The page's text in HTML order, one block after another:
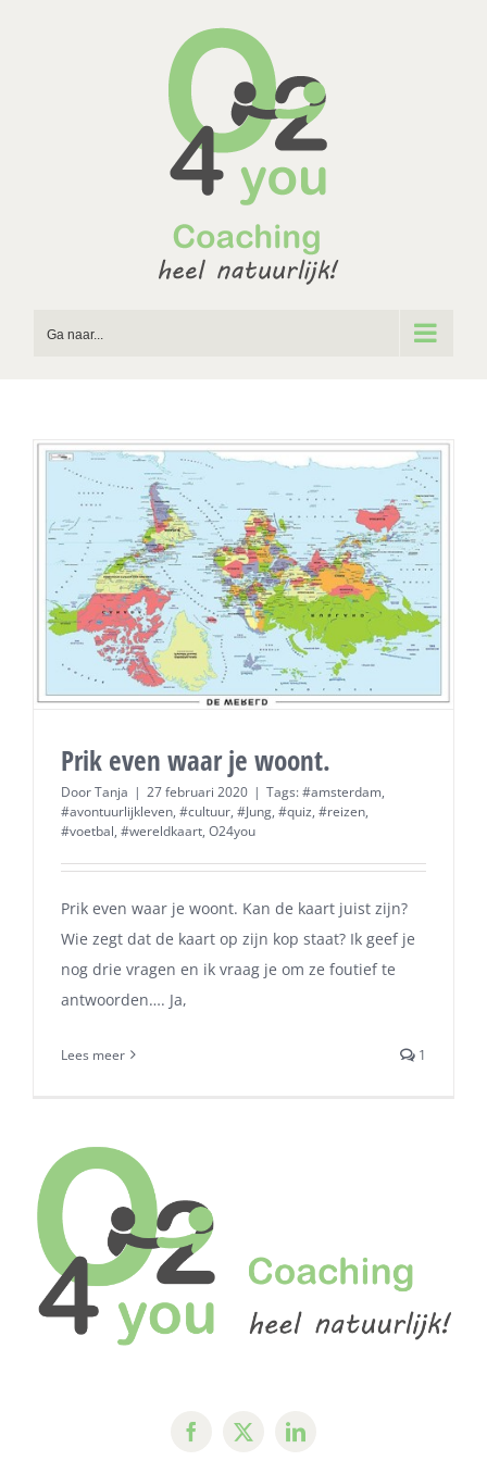
Ga naar...
Prik even waar je woont.
DoorTanja | 27 februari 2020 | Tags:#amsterdam,
#avontuurlijkleven, #cultuur, #Jung, #quiz, #reizen,
#voetbal, #wereldkaart, O24you
Prik even waar je woont. Kan de kaart juist zijn?
Wie zegt dat de kaart op zijn kop staat? Ik geef je
nog drie vragen en ik vraag je om ze foutief te
antwoorden…. Ja,
Lees meer 1